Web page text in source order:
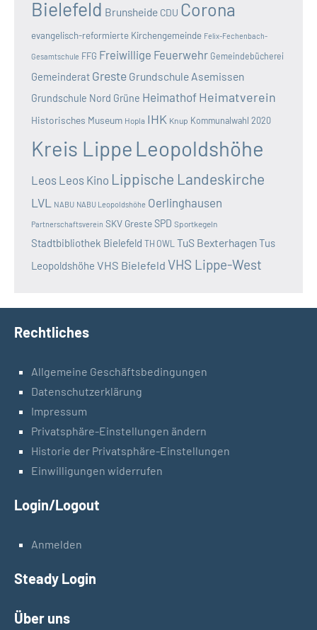
Bielefeld Brunsheide CDU Corona
evangelisch-reformierte Kirchengemeinde Felix-Fechenbach-
Gesamtschule FFG Freiwillige Feuerwehr Gemeindebücherei
Gemeinderat Greste Grundschule Asemissen
Grundschule Nord Grüne Heimathof Heimatverein
Historisches Museum Hopla IHK Knup Kommunalwahl 2020
Kreis Lippe Leopoldshöhe
Leos Leos Kino Lippische Landeskirche
LVL NABU NABU Leopoldshöhe Oerlinghausen
Partnerschaftsverein SKV GresteSPD Sportkegeln
Stadtbibliothek Bielefeld TH OWL TuS BexterhagenTus
Leopoldshöhe VHS Bielefeld VHS Lippe-West
Rechtliches
Allgemeine Geschäftsbedingungen
Datenschutzerklärung
Impressum
Privatsphäre-Einstellungen ändern
Historie der Privatsphäre-Einstellungen
Einwilligungen widerrufen
Login/Logout
Anmelden
Steady Login
Über uns